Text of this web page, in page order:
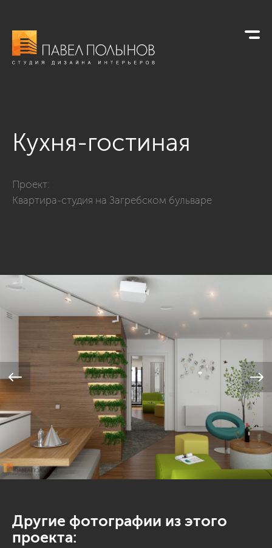
Кухня-гостиная
Проект:
Квартира-студия на Загребском бульваре
Другие фотографии из этого
проекта: